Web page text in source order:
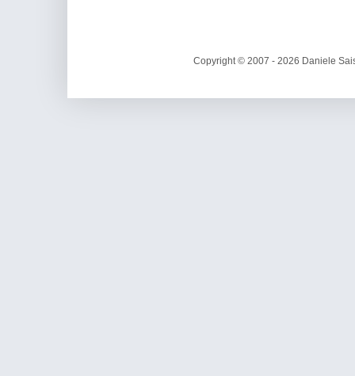
Copyright © 2007 - 2026 Daniele